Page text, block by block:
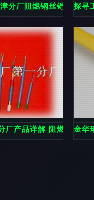
分厂阻燃钢丝铠装通信
探寻
与应用
厂产品详解 阻燃电缆与
金华